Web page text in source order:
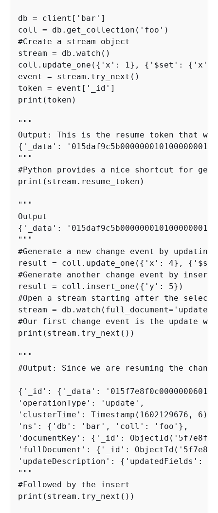
db = client['bar']
coll = db.get_collection('foo')
#Create a stream object
stream = db.watch()
coll.update_one( { 'x': 1}, { '$set': { 'x':
event = stream.try_next()
token = event['_id']
print(token)
"""
{ '_data':
"""
#Python provides a nice shortcut for
print(stream.resume_token)
"""
{ '_data':
"""
#Generate a new change event by updating
result = coll.update_one( { 'x': 4}, {
#Generate another change event by
result = coll.insert_one( { 'y': 5})
#Open a stream starting after the
stream =
#Our first change event is the update
print(stream.try_next())
"""
#Output: Since we are resuming the
{ '_id': { '_data':
'operationType': 'update',
'clusterTime': Timestamp(1602129676, 6),
'ns': { 'db': 'bar', 'coll': 'foo'},
'documentKey': { '_id':
'fullDocument': { '_id':
'updateDescription': { 'updatedFields':
"""
#Followed by the insert
print(stream.try_next())